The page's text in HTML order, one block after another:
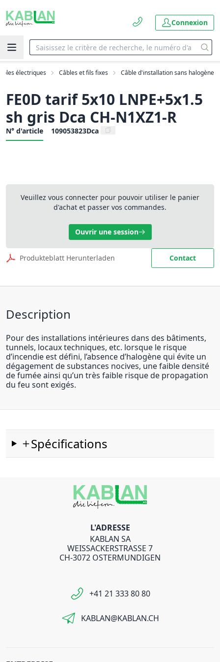
Connexion
électriques Câbles et fils fixes Câble d'installation sans halogène
FE0D tarif 5x10 LNPE+5x1.5
sh gris Dca CH-N1XZ1-R
N° d'article 109053823Dca
Veuillez vous connecter pour pouvoir utiliser le panier
d'achat et passer vos commandes.
Ouvrir une session
Produkteblatt Herunterladen Contact
Description
Pour des installations intérieures dans des bâtiments,
tunnels, locaux techniques, etc. lorsque le risque
d’incendie est défini, l’absence d’halogène qui évite un
dégagement de substances nocives, une faible densité
de fumée ainsi qu’un très faible risque de propagation
du feu sont exigés.
Spécifications
L'ADRESSE
KABLAN SA
WEISSACKERSTRASSE 7
CH-3072 OSTERMUNDIGEN
+41 21 333 80 80
KABLAN@KABLAN.CH